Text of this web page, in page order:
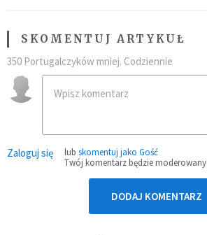
SKOMENTUJ ARTYKUŁ
350 Portugalczyków mniej. Codziennie
Zaloguj się lub skomentuj jako Gość
Twój komentarz będzie moderowany
DODAJ KOMENTARZ